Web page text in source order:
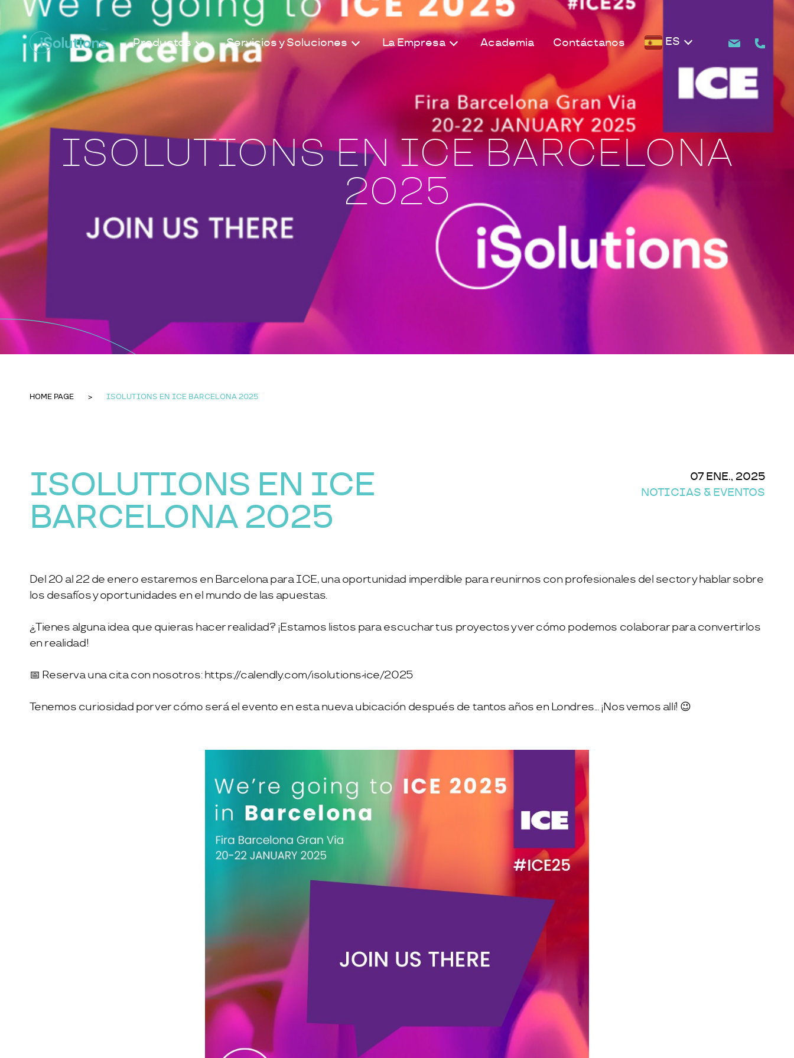
Productos Servicios y Soluciones La Empresa Academia Contáctanos ES
ISOLUTIONS EN ICE BARCELONA
2025
HOME PAGE ISOLUTIONS EN ICE BARCELONA 2025
ISOLUTIONS EN ICE
BARCELONA 2025
07 ENE., 2025
NOTICIAS & EVENTOS
Del 20 al 22 de enero estaremos en Barcelona para ICE, una oportunidad imperdible para reunirnos con profesionales del sector y hablar sobre
los desafíos y oportunidades en el mundo de las apuestas.
¿Tienes alguna idea que quieras hacer realidad? ¡Estamos listos para escuchar tus proyectos y ver cómo podemos colaborar para convertirlos
en realidad!
📅 Reserva una cita con nosotros:https://calendly.com/isolutions-ice/2025
Tenemos curiosidad por ver cómo será el evento en esta nueva ubicación después de tantos años en Londres... ¡Nos vemos allí! 😉